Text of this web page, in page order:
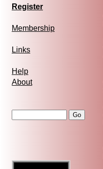
Register
Membership
Links
Help
About